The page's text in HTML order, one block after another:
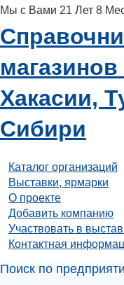
Мы с Вами 21 Лет 8
Хакасии,
Сибири
Каталог организаций
Выставки, ярмарки
О проекте
Добавить компанию
Участвовать в
Контактная
Поиск по